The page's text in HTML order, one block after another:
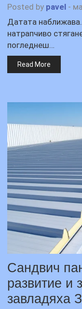
Posted by pavel -
Датата
натрапчиво
погледнеш…
Read More
Сандвич
развитие и
завладяха